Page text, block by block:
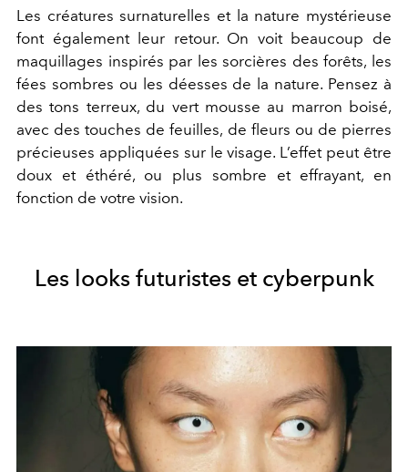
Les créatures surnaturelles et la nature mystérieuse
font également leur retour. On voit beaucoup de
maquillages inspirés par les sorcières des forêts, les
fées sombres ou les déesses de la nature. Pensez à
des tons terreux, du vert mousse au marron boisé,
avec des touches de feuilles, de fleurs ou de pierres
précieuses appliquées sur le visage. L’effet peut être
doux et éthéré, ou plus sombre et effrayant, en
fonction de votre vision.
Les looks futuristes et cyberpunk